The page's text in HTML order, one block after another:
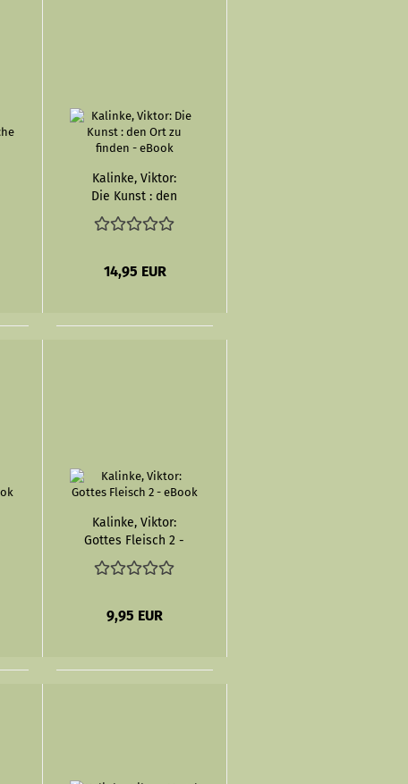
Kalinke, Viktor:
Die Kunst : den
Ort zu finden -
eBook
14,95 EUR
Kalinke, Viktor:
Gottes Fleisch 2 -
eBook
9,95 EUR